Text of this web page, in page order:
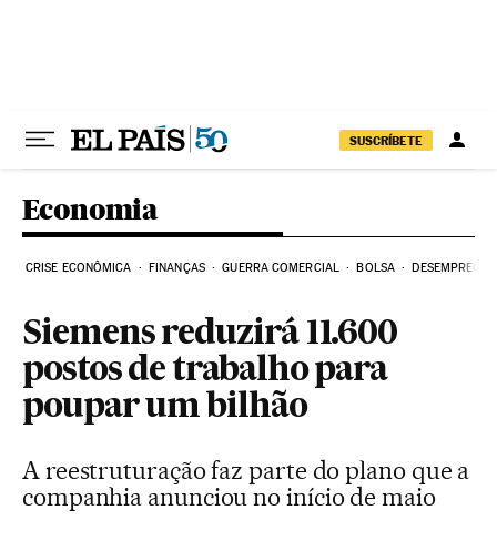
SUSCRÍBETE
Economia
CRISE ECONÔMICA FINANÇAS GUERRA COMERCIAL BOLSA DESEMPREGO
Siemens reduzirá 11.600
postos de trabalho para
poupar um bilhão
A reestruturação faz parte do plano que a
companhia anunciou no início de maio